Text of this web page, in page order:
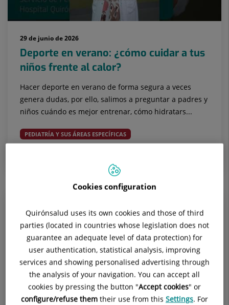
29 de junio de 2026
Deporte en verano: ¿cómo cuidar a tus
niños frente al calor?
Hacer deporte en verano de forma segura a veces
genera dudas, por ello, salimos a preguntar a padres y
niños cuándo es mejor entrenar, cómo hidratars...
PEDIATRÍA Y SUS ÁREAS ESPECÍFICAS
Niños pequeños (3 a 5 años)Niños mayores (6 a 10
Cookies configuration
Quirónsalud uses its own cookies and those of third
parties (located in countries whose legislation does not
guarantee an adequate level of data protection) for
user authentication, statistical analysis, improving
services and showing personalised advertising through
the analysis of your navigation. You can accept all
cookies by pressing the button "Accept cookies" or
configure/refuse them their use from this Settings. For